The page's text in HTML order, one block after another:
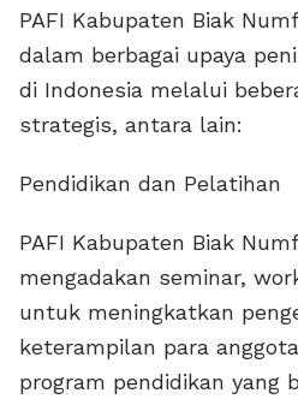
PAFI Kabupaten Biak
dalam berbagai upaya
di Indonesia melalui
strategis, antara lain:
Pendidikan dan Pelatihan
PAFI Kabupaten Biak
mengadakan seminar,
untuk meningkatkan
keterampilan para
program pendidikan yang